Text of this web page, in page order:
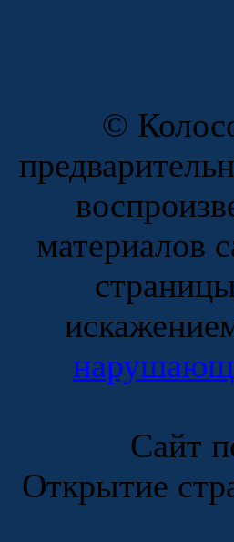
©
материалов
Сайт
Открытие